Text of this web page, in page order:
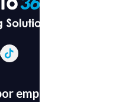
empresa